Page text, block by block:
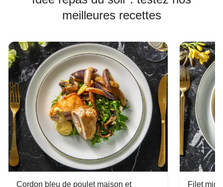
meilleures recettes
Cordon bleu de poulet maison et
Filet